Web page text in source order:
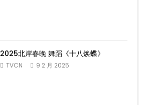
2025北岸春晚 舞蹈《十八焕蝶》
TVCN 9 2 月 2025